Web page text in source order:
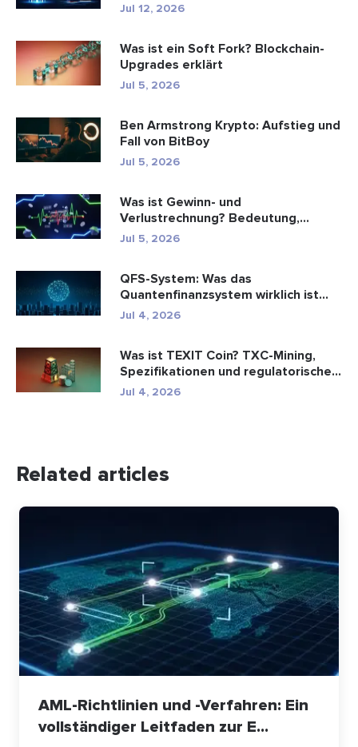
Jul 12, 2026
Was ist ein Soft Fork? Blockchain-
Upgrades erklärt
Jul 5, 2026
Ben Armstrong Krypto: Aufstieg und
Fall von BitBoy
Jul 5, 2026
Was ist Gewinn- und
Verlustrechnung? Bedeutung,
Formel und Berechn...
Jul 5, 2026
QFS-System: Was das
Quantenfinanzsystem wirklich ist
(2026)
Jul 4, 2026
Was ist TEXIT Coin? TXC-Mining,
Spezifikationen und regulatorische...
Jul 4, 2026
Related articles
AML-Richtlinien und -Verfahren: Ein
vollständiger Leitfaden zur E...